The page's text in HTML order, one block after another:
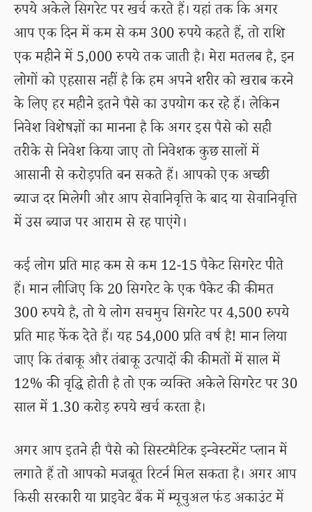
रुपये अकेले सिगरेट पर खर्च करते हैं। यहां तक कि अगर
आप एक दिन में कम से कम 300 रुपये कहते हैं, तो राशि
एक महीने में 5,000 रुपये तक जाती है। मेरा मतलब है, इन
लोगों को एहसास नहीं है कि हम अपने शरीर को खराब करने
के लिए हर महीने इतने पैसे का उपयोग कर रहे हैं। लेकिन
निवेश विशेषज्ञों का मानना है कि अगर इस पैसे को सही
तरीके से निवेश किया जाए तो निवेशक कुछ सालों में
आसानी से करोड़पति बन सकते हैं। आपको एक अच्छी
ब्याज दर मिलेगी और आप सेवानिवृत्ति के बाद या सेवानिवृत्ति
में उस ब्याज पर आराम से रह पाएंगे।
कई लोग प्रति माह कम से कम 12-15 पैकेट सिगरेट पीते
हैं। मान लीजिए कि 20 सिगरेट के एक पैकेट की कीमत
300 रुपये है, तो ये लोग सचमुच सिगरेट पर 4,500 रुपये
प्रति माह फेंक देते हैं। यह 54,000 प्रति वर्ष है! मान लिया
जाए कि तंबाकू और तंबाकू उत्पादों की कीमतों में साल में
12% की वृद्धि होती है तो एक व्यक्ति अकेले सिगरेट पर 30
साल में 1.30 करोड़ रुपये खर्च करता है।
अगर आप इतने ही पैसे को सिस्टमैटिक इन्वेस्टमेंट प्लान में
लगाते हैं तो आपको मजबूत रिटर्न मिल सकता है। अगर आप
किसी सरकारी या प्राइवेट बैंक में म्यूचुअल फंड अकाउंट में